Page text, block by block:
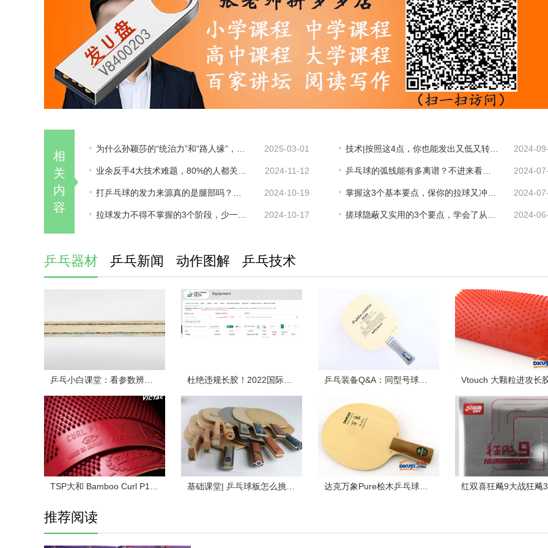
相
关
内
容
2025-03-01
2024-11-12
2024-10-19
2024-10-17
2024-
2024-
2024-
2024-
乒乓器材 乒乓新闻 动作图解 乒乓技术
推荐阅读